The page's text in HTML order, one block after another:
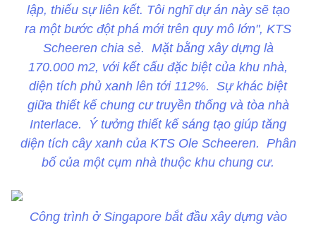
lập, thiếu sự liên kết. Tôi nghĩ dự án này sẽ tạo
ra một bước đột phá mới trên quy mô lớn", KTS
Scheeren chia sẻ. Mặt bằng xây dựng là
170.000 m2, với kết cấu đặc biệt của khu nhà,
diện tích phủ xanh lên tới 112%. Sự khác biệt
giữa thiết kế chung cư truyền thống và tòa nhà
Interlace. Ý tưởng thiết kế sáng tạo giúp tăng
diện tích cây xanh của KTS Ole Scheeren. Phân
bố của một cụm nhà thuộc khu chung cư.
Công trình ở Singapore bắt đầu xây dựng vào